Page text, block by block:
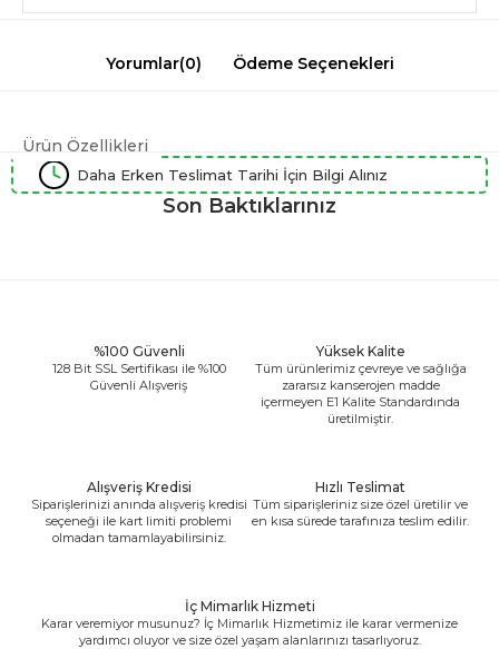
Yorumlar(0) Ödeme Seçenekleri
Ürün Özellikleri
Daha Erken Teslimat Tarihi İçin Bilgi Alınız
Son Baktıklarınız
%100 Güvenli
128 Bit SSL Sertifikası ile %100
Güvenli Alışveriş
Yüksek Kalite
Tüm ürünlerimiz çevreye ve sağlığa
zararsız kanserojen madde
içermeyen E1 Kalite Standardında
üretilmiştir.
Alışveriş Kredisi
Siparişlerinizi anında alışveriş kredisi
seçeneği ile kart limiti problemi
olmadan tamamlayabilirsiniz.
Hızlı Teslimat
Tüm siparişleriniz size özel üretilir ve
en kısa sürede tarafınıza teslim edilir.
İç Mimarlık Hizmeti
Karar veremiyor musunuz? İç Mimarlık Hizmetimiz ile karar vermenize
yardımcı oluyor ve size özel yaşam alanlarınızı tasarlıyoruz.